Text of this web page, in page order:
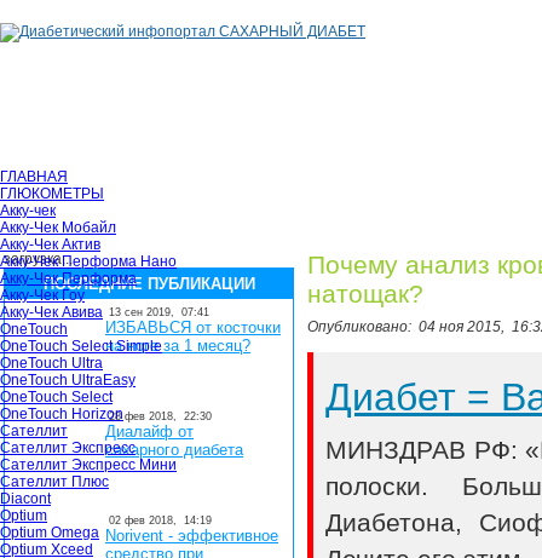
ГЛАВНАЯ
ГЛЮКОМЕТРЫ
Акку-чек
Акку-Чек Мобайл
Акку-Чек Актив
Акку-Чек Перформа Нано
Акку-Чек Перформа
Акку-Чек Гоу
Акку-Чек Авива
OneTouch
OneTouch Select Simple
OneTouch Ultra
OneTouch UltraEasy
OneTouch Select
OneTouch Horizon
Сателлит
Сателлит Экспресс
Сателлит Экспресс Мини
Сателлит Плюс
Diacont
Optium
Optium Omega
Optium Xceed
загрузка...
ПОСЛЕДНИЕ ПУБЛИКАЦИИ
13 сен 2019, 07:41
ИЗБАВЬСЯ от косточки
на ноге за 1 месяц?
28 фев 2018, 22:30
Диалайф от
сахарного диабета
02 фев 2018, 14:19
Norivent - эффективное
средство при
Почему анализ
натощак?
Опубликовано: 04 ноя 2015,
Диабет =
МИНЗДРАВ РФ:
полоски.
Диабетона,